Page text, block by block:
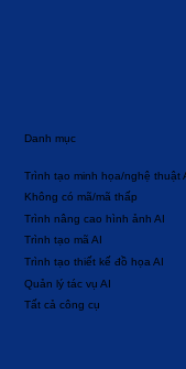
Danh mục
Tất cả công cụ
Quản lý tác vụ AI
Trình tạo thiết kế đồ họa AI
Không có mã/mã thấp
Trình tạo mã AI
Trình nâng cao hình ảnh AI
Trình tạo minh họa/nghệ thuật